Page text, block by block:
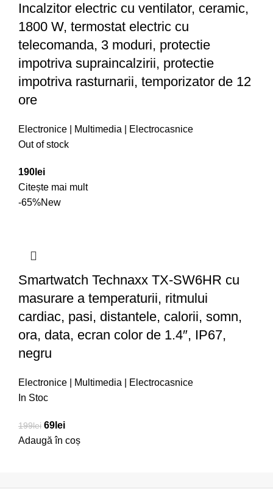
Incalzitor electric cu ventilator, ceramic,
1800 W, termostat electric cu
telecomanda, 3 moduri, protectie
impotriva supraincalzirii, protectie
impotriva rasturnarii, temporizator de 12
ore
Electronice | Multimedia | Electrocasnice
Out of stock
190 lei
Citește mai mult
-65%New
Smartwatch Technaxx TX-SW6HR cu
masurare a temperaturii, ritmului
cardiac, pasi, distantele, calorii, somn,
ora, data, ecran color de 1.4″, IP67,
negru
Electronice | Multimedia | Electrocasnice
In Stoc
199lei 69 lei
Adaugă în coș